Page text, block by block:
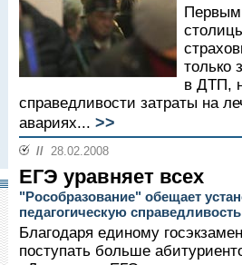
только
в ДТП,
справедливости затраты на
авариях... >>
// 28.02.2008
ЕГЭ уравняет всех
"Рособразование" обещает
педагогическую справедливость
Благодаря единому
поступать больше